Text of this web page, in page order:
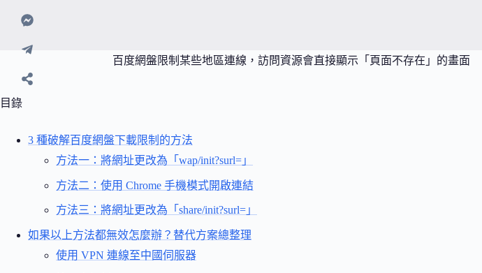
百度網盤限制某些地區連線，訪問資源會直接顯示「頁面不存在」的畫面
目錄
3 種破解百度網盤下載限制的方法
方法一：將網址更改為「wap/init?surl=」
方法二：使用 Chrome 手機模式開啟連結
方法三：將網址更改為「share/init?surl=」
如果以上方法都無效怎麼辦？替代方案總整理
使用 VPN 連線至中國伺服器